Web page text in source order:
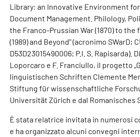
Library: an Innovative Environment
Document Management. Philology,
the Franco-Prussian War (1870) to the
(1989) and Beyond" (acronimo SWarD;
D53D23015490006; P.I. S. Rapisarda).
Loporcaro e F. Franciullo, il progetto
linguistischen Schriften Clemente
Stiftung für wissenschaftliche
Universität Zürich e dal Romanisches
È stata relatrice invitata in numerosi
e ha organizzato alcuni convegni